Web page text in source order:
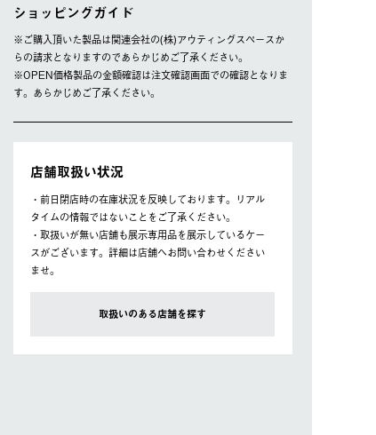
ショッピングガイド
※ご購⼊頂いた製品は関連会社の(株)アウティングスペースか
らの請求となりますのであらかじめご了承ください。
※OPEN価格製品の⾦額確認は注⽂確認画⾯での確認となりま
す。あらかじめご了承ください。
店舗取扱い状況
・前日閉店時の在庫状況を反映しております。リアル
タイムの情報ではないことをご了承ください。
・取扱いが無い店舗も展示専用品を展示しているケー
スがございます。詳細は店舗へお問い合わせください
ませ。
取扱いのある店舗を探す